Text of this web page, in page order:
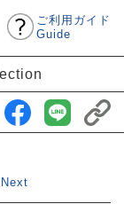
ご利用ガイド
Guide